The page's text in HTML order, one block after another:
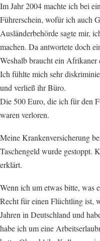
Im Jahr 2004 machte ich bei
Führerschein, wofür ich auch
Ausländerbehörde sagte mir,
machen. Da antwortete doch
Weshalb braucht ein Afrikaner
Ich fühlte mich sehr
und verließ ihr Büro.
Die 500 Euro, die ich für den
waren verloren.
Meine Krankenversicherung
Taschengeld wurde gestoppt.
erklärt.
Wenn ich um etwas bitte, was
Recht für einen Flüchtling ist,
Jahren in Deutschland und
habe ich um eine